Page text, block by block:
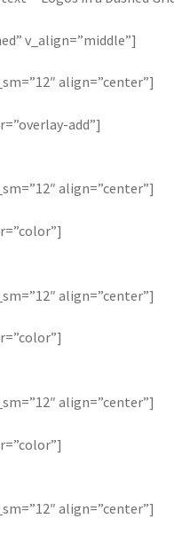
v_align=”middle”]
align=”center”]
add”]
align=”center”]
align=”center”]
align=”center”]
align=”center”]